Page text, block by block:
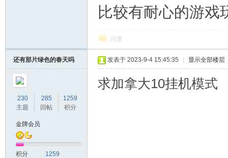
比较有耐心的游戏
回复
还有那片绿色的春天吗
230
主题
285
回帖
1259
积分
金牌会员
积分 1259
发表于 2023-9-4 15:45:35 显示全部楼层
求加拿大10挂机模式